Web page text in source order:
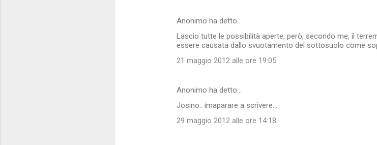
Anonimo ha detto…
Lascio tutte le possibilità aperte, però, secondo me, il
essere causata dallo svuotamento del sottosuolo come
21 maggio 2012 alle ore 19:05
Anonimo ha detto…
Josino.. imaparare a scrivere...
29 maggio 2012 alle ore 14:18